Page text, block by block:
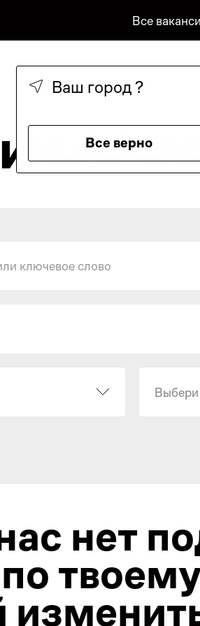
Все
Ваш город?
Все верно
в
Выбери
нет